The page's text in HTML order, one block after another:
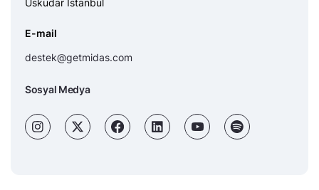
Üsküdar İstanbul
E-mail
destek@getmidas.com
Sosyal Medya